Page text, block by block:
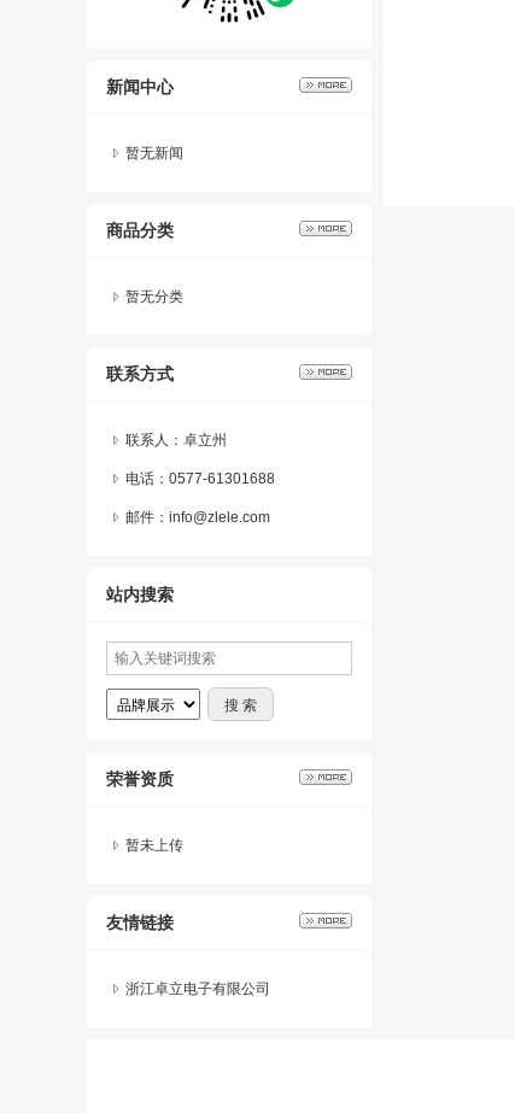
新闻中心
暂无新闻
商品分类
暂无分类
联系方式
联系人：卓立州
电话：0577-61301688
邮件：info@zlele.com
站内搜索
荣誉资质
暂未上传
友情链接
浙江卓立电子有限公司